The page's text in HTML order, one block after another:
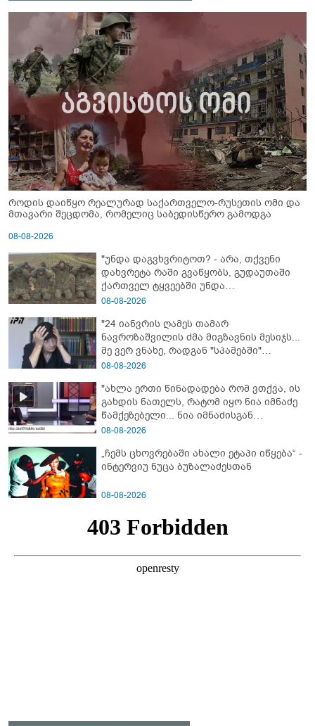
როდის დაიწყო რეალურად საქართველო-რუსეთის ომი და
მთავარი შეცდომა, რომელიც საბედისწერო გამოდგა
08-08-2026
"უნდა დაგვხვრიტოთ? - არა, თქვენი
დახვრეტა რაში გვაწყობს, გუდაუთაში
ქართველ ტყვეებში უნდა
გადაგცვალოთ..."
08-08-2026
"24 იანვრის ღამეს თამარ
ნავროზაშვილის ძმა მიგზავნის მესიჯს...
მე ვერ ვნახე, რადგან "სპამებში"
ჩავარდა": რა მისწერა ნია იმნაძის ბიძამ
"სქრინს" აქვეყნებს
08-08-2026
"ახლა ერთი წინადადება რომ ვთქვა, ის
გახდის ნათელს, რატომ იყო ნია იმნაძე
წამქეზებელი... ნია იმნაძისგან
გამოსული ინფორმაციაა ეს" - რას
08-08-2026
„ჩემს ცხოვრებაში ახალი ეტაპი იწყება“ -
ინტერვიუ ნუცა ბუზალაძესთან
08-08-2026